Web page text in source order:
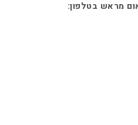
מראש בטלפון: